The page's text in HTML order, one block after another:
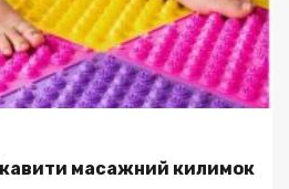
масажний килимок